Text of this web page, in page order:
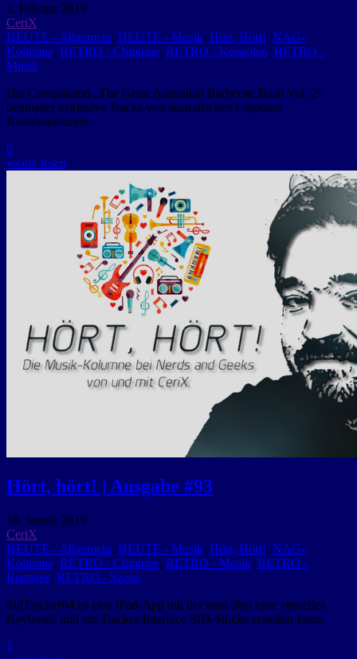
1. Februar 2019
CeriX
HEUTE - Allgemein, HEUTE - Musik, Hört, Hört!, NAG-
Kolumne, RETRO - Chiptune, RETRO - Konsolen, RETRO -
Musik
Die Compilation „The Great Australian Barbecue Bash Vol. 2“
beinhaltet exklusive Tracks von australischen Chiptune
Kollaborationen.
0
weiter lesen
Hört, hört! | Ausgabe #93
18. Januar 2019
CeriX
HEUTE - Allgemein, HEUTE - Musik, Hört, Hört!, NAG-
Kolumne, RETRO - Chiptune, RETRO - Musik, RETRO -
Remixes, RETRO - Szene
SidTracker64 ist eine iPad-App mit der man über eine virtuelles
Keyboard und ein Tracker-Interface SID-Stücke erstellen kann.
1